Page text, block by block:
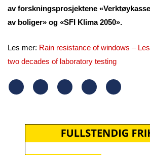
av forskningsprosjektene
av boliger» og «SFI Klima 2050».
Les mer: Rain resistance of windows –
two decades of laboratory testing